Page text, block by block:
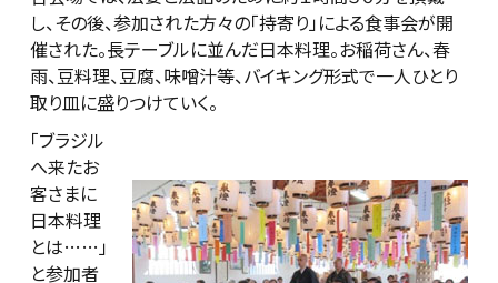
し、その後、参加された方々の「持寄り」による食事会が開
催された。長テーブルに並んだ日本料理。お稲荷さん、春
雨、豆料理、豆腐、味噌汁等、バイキング形式で一人ひとり
取り皿に盛りつけていく。
「ブラジル
へ来たお
客さまに
日本料理
とは……」
と参加者